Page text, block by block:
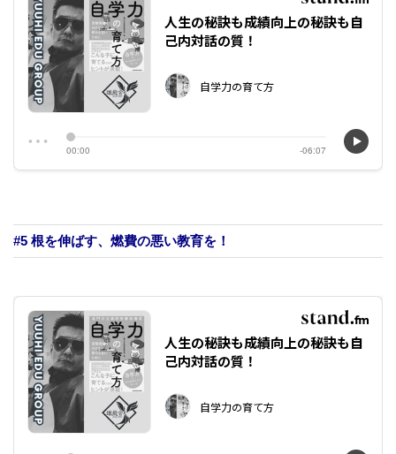
#5 根を伸ばす、燃費の悪い教育を！